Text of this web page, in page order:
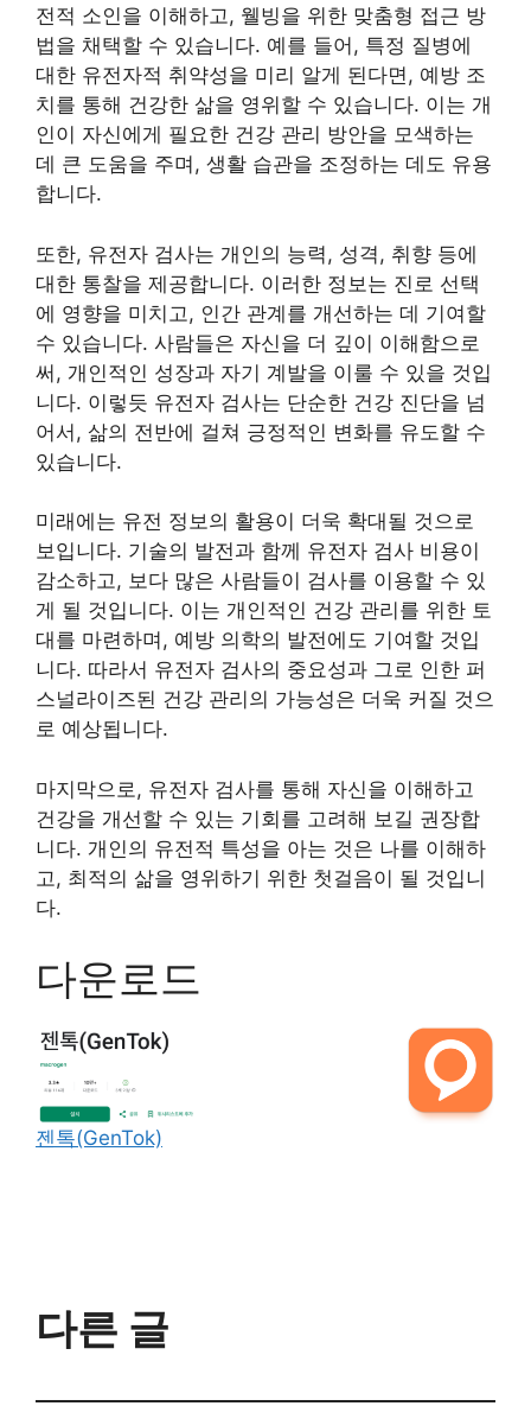
전적 소인을 이해하고, 웰빙을 위한 맞춤형 접근 방
법을 채택할 수 있습니다. 예를 들어, 특정 질병에
대한 유전자적 취약성을 미리 알게 된다면, 예방 조
치를 통해 건강한 삶을 영위할 수 있습니다. 이는 개
인이 자신에게 필요한 건강 관리 방안을 모색하는
데 큰 도움을 주며, 생활 습관을 조정하는 데도 유용
합니다.
또한, 유전자 검사는 개인의 능력, 성격, 취향 등에
대한 통찰을 제공합니다. 이러한 정보는 진로 선택
에 영향을 미치고, 인간 관계를 개선하는 데 기여할
수 있습니다. 사람들은 자신을 더 깊이 이해함으로
써, 개인적인 성장과 자기 계발을 이룰 수 있을 것입
니다. 이렇듯 유전자 검사는 단순한 건강 진단을 넘
어서, 삶의 전반에 걸쳐 긍정적인 변화를 유도할 수
있습니다.
미래에는 유전 정보의 활용이 더욱 확대될 것으로
보입니다. 기술의 발전과 함께 유전자 검사 비용이
감소하고, 보다 많은 사람들이 검사를 이용할 수 있
게 될 것입니다. 이는 개인적인 건강 관리를 위한 토
대를 마련하며, 예방 의학의 발전에도 기여할 것입
니다. 따라서 유전자 검사의 중요성과 그로 인한 퍼
스널라이즈된 건강 관리의 가능성은 더욱 커질 것으
로 예상됩니다.
마지막으로, 유전자 검사를 통해 자신을 이해하고
건강을 개선할 수 있는 기회를 고려해 보길 권장합
니다. 개인의 유전적 특성을 아는 것은 나를 이해하
고, 최적의 삶을 영위하기 위한 첫걸음이 될 것입니
다.
다운로드
젠톡(GenTok)
다른 글